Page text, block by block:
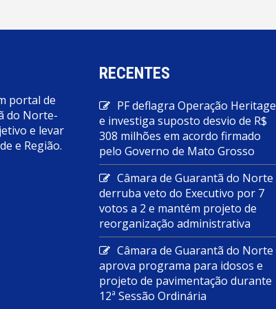
portal de
do Norte-
e levar
e Região.
RECENTES
PF deflagra Operação Heritage
e investiga suposto desvio de R$
308 milhões em acordo firmado
pelo Governo de Mato Grosso
Câmara de Guarantã do Norte
derruba veto do Executivo por 7
votos a 2 e mantém projeto de
reorganização administrativa
Câmara de Guarantã do Norte
aprova programa para idosos e
projeto de pavimentação durante
12ª Sessão Ordinária